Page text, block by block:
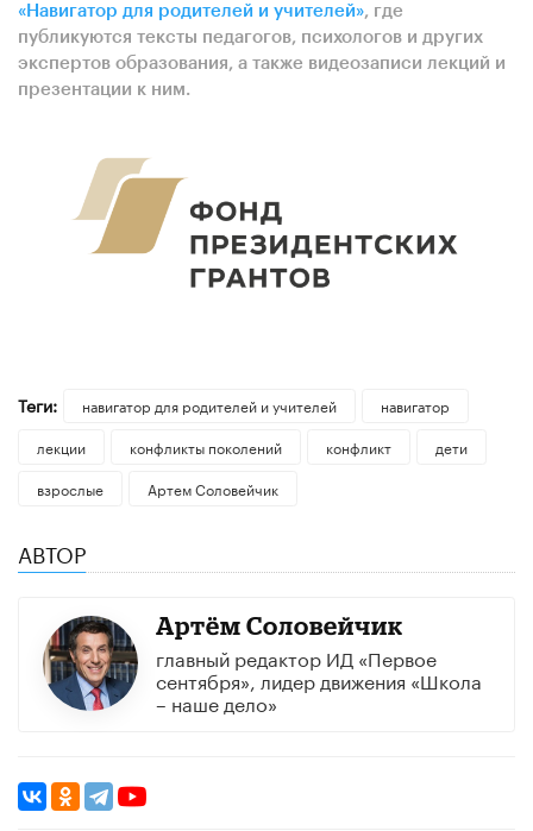
«Навигатор для родителей и учителей», где
публикуются тексты педагогов, психологов и других
экспертов образования, а также видеозаписи лекций и
презентации к ним.
Теги: навигатор для родителей и учителей
навигатор
лекции
конфликты поколений конфликт
дети
взрослые
Артем Соловейчик
АВТОР
Артём Соловейчик
главный редактор ИД «Первое
сентября», лидер движения «Школа
– наше дело»